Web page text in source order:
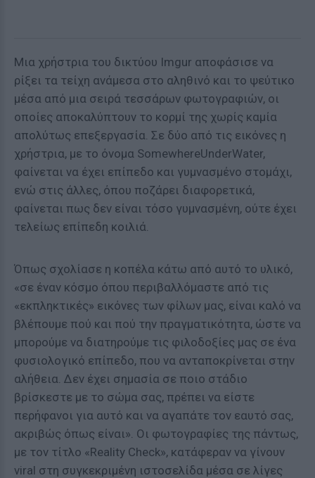
Μια χρήστρια του δικτύου Imgur αποφάσισε να
ρίξει τα τείχη ανάμεσα στο αληθινό και το ψεύτικο
μέσα από μια σειρά τεσσάρων φωτογραφιών, οι
οποίες αποκαλύπτουν το κορμί της χωρίς καμία
απολύτως επεξεργασία. Σε δύο από τις εικόνες η
χρήστρια, με το όνομα SomewhereUnderWater,
φαίνεται να έχει επίπεδο και γυμνασμένο στομάχι,
ενώ στις άλλες, όπου ποζάρει διαφορετικά,
φαίνεται πως δεν είναι τόσο γυμνασμένη, ούτε έχει
τελείως επίπεδη κοιλιά.
Όπως σχολίασε η κοπέλα κάτω από αυτό το υλικό,
«σε έναν κόσμο όπου περιβαλλόμαστε από τις
«εκπληκτικές» εικόνες των φίλων μας, είναι καλό να
βλέπουμε πού και πού την πραγματικότητα, ώστε να
μπορούμε να διατηρούμε τις φιλοδοξίες μας σε ένα
φυσιολογικό επίπεδο, που να ανταποκρίνεται στην
αλήθεια. Δεν έχει σημασία σε ποιο στάδιο
βρίσκεστε με το σώμα σας, πρέπει να είστε
περήφανοι για αυτό και να αγαπάτε τον εαυτό σας,
ακριβώς όπως είναι». Οι φωτογραφίες της πάντως,
με τον τίτλο «Reality Check», κατάφεραν να γίνουν
viral στη συγκεκριμένη ιστοσελίδα μέσα σε λίγες